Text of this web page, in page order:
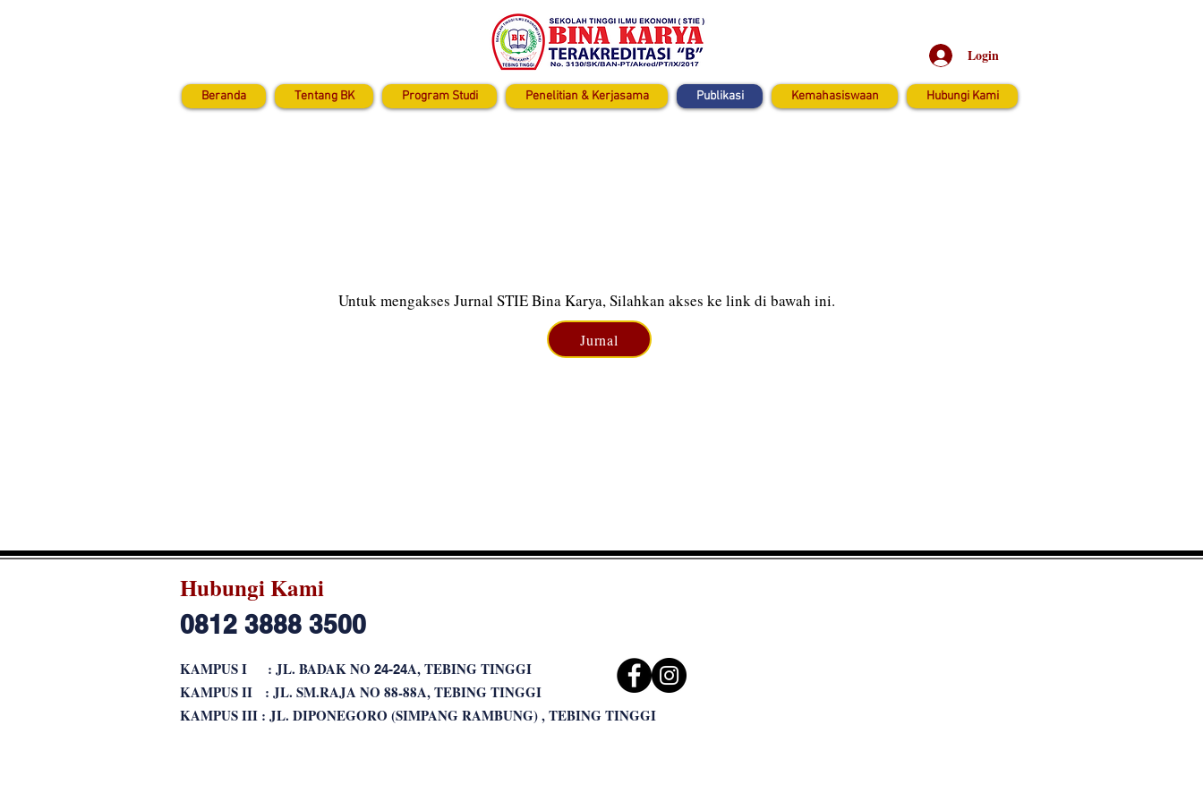
Login
Beranda Tentang BK Program Studi Penelitian & Kerjasama Publikasi Kemahasiswaan Hubungi Kami
Untuk mengakses Jurnal STIE Bina Karya, Silahkan akses ke link di bawah ini.
Jurnal
Hubungi Kami
0812 3888 3500
KAMPUS I : JL. BADAK NO 24-24A, TEBING TINGGI
KAMPUS II : JL. SM.RAJA NO 88-88A, TEBING TINGGI
KAMPUS III : JL. DIPONEGORO (SIMPANG RAMBUNG) , TEBING TINGGI